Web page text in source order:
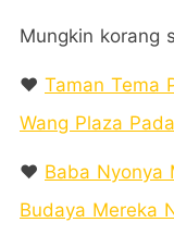
Mungkin korang
❤️ Taman Tema
Wang Plaza
❤️ Baba Nyonya
Budaya Mereka